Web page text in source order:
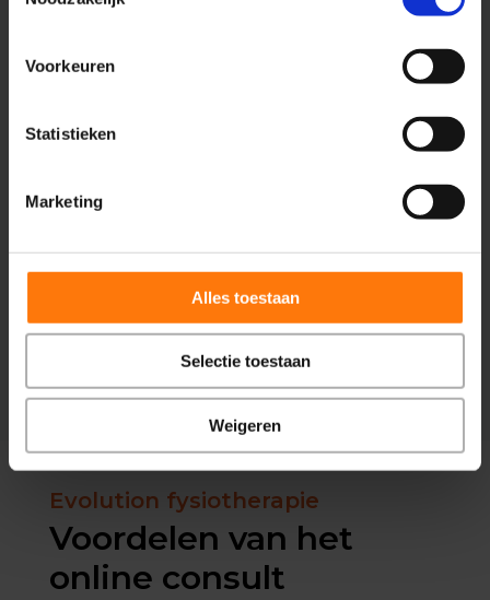
Voorkeuren
Statistieken
Marketing
Alles toestaan
Selectie toestaan
Weigeren
beter voor u van toepassing zijn.
Evolution fysiotherapie
Voordelen van het
online consult